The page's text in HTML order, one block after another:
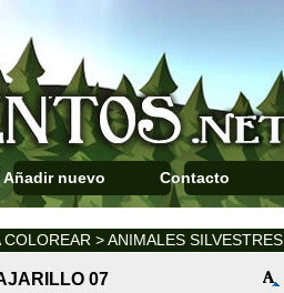
Añadir nuevo Contacto
COLOREAR > ANIMALES SILVESTRES
07